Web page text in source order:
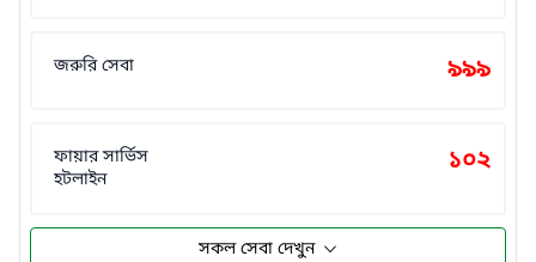
জরুরি সেবা ৯৯৯
ফায়ার সার্ভিস
হটলাইন
১০২
সকল সেবা দেখুন